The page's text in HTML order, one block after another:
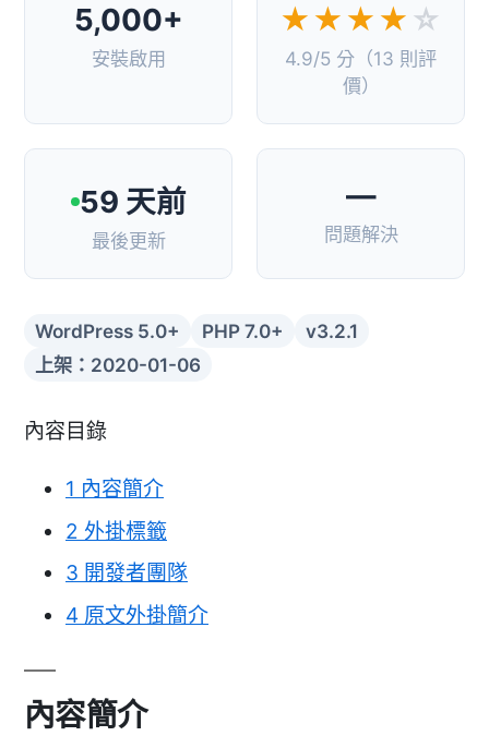
5,000+
安裝啟用
★★★★ ☆
4.9/5 分（13 則評
價）
59 天前
最後更新
—
問題解決
WordPress 5.0+ PHP 7.0+
v3.2.1
上架：2020-01-06
內容目錄
1 內容簡介
2 外掛標籤
3 開發者團隊
4 原文外掛簡介
內容簡介